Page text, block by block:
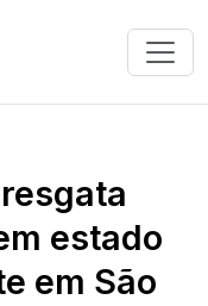
estado
em São